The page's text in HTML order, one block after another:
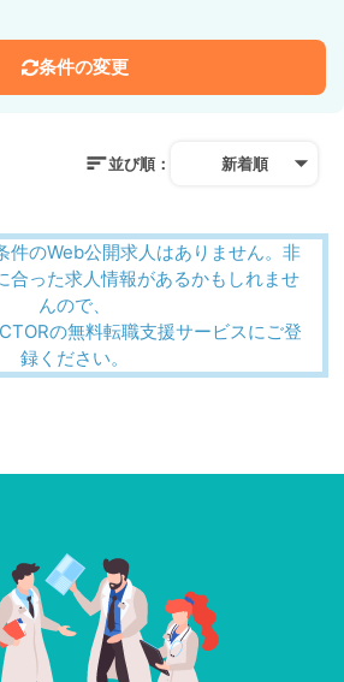
条件の変更
並び順： 新着順
件のWeb公開求人はありません。非
合った求人情報があるかもしれませ
んので、
の無料転職支援サービスにご登
録ください。